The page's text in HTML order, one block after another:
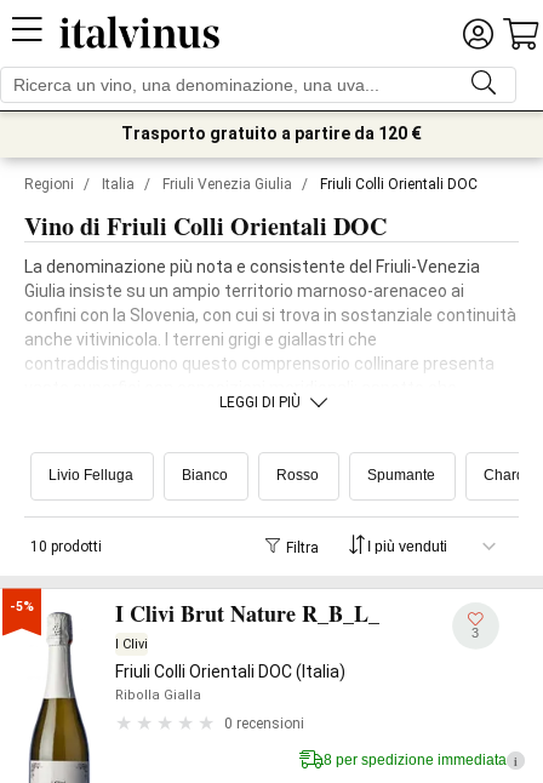
Trasporto gratuito a partire da 120 €
Regioni / Italia / Friuli Venezia Giulia / Friuli Colli Orientali DOC
Vino di Friuli Colli Orientali DOC
La denominazione più nota e consistente del Friuli-Venezia
Giulia insiste su un ampio territorio marnoso-arenaceo ai
confini con la Slovenia, con cui si trova in sostanziale continuità
anche vitivinicola. I terreni grigi e giallastri che
contraddistinguono questo comprensorio collinare presenta
unitamente alla protezione alpina dalle correnti fredde,
LEGGI DI PIÙ
Livio Felluga Bianco Rosso Spumante
10 prodotti Filtra
-5% I Clivi Brut Nature R_B_L_
I Clivi
Friuli Colli Orientali DOC (Italia)
Ribolla Gialla
0 recensioni
3
8 per spedizione immediata i